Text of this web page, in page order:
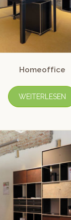
Homeoffice
WEITERLESEN